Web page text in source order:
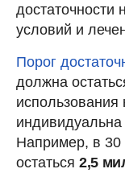
условий и
Порог
должна
Например, в
остаться 2,5